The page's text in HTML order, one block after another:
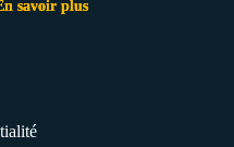
savoir plus
savoir plus
savoir plus